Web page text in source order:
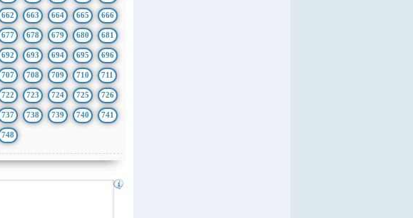
662 663 664 665 666
677 678 679 680 681
692 693 694 695 696
707 708 709 710 711
722 723 724 725 726
737 738 739 740 741
748